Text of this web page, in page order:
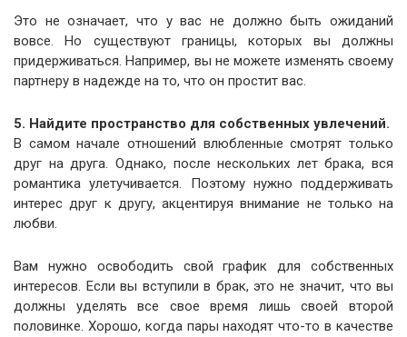
Это не означает, что у вас не должно быть ожиданий
вовсе. Но существуют границы, которых вы должны
придерживаться. Например, вы не можете изменять своему
партнеру в надежде на то, что он простит вас.
5. Найдите пространство для собственных увлечений.
В самом начале отношений влюбленные смотрят только
друг на друга. Однако, после нескольких лет брака, вся
романтика улетучивается. Поэтому нужно поддерживать
интерес друг к другу, акцентируя внимание не только на
любви.
Вам нужно освободить свой график для собственных
интересов. Если вы вступили в брак, это не значит, что вы
должны уделять все свое время лишь своей второй
половинке. Хорошо, когда пары находят что-то в качестве